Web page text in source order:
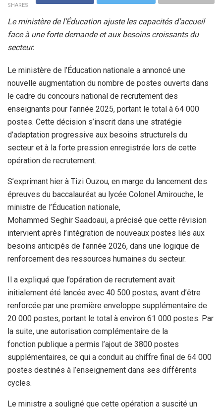
SHARES
Le ministère de l’Éducation ajuste les capacités d’accueil
face à une forte demande et aux besoins croissants du
secteur.
Le ministère de l’Éducation nationale a annoncé une
nouvelle augmentation du nombre de postes ouverts dans
le cadre du concours national de recrutement des
enseignants pour l’année 2025, portant le total à 64 000
postes. Cette décision s’inscrit dans une stratégie
d’adaptation progressive aux besoins structurels du
secteur et à la forte pression enregistrée lors de cette
opération de recrutement.
S’exprimant hier à Tizi Ouzou, en marge du lancement des
épreuves du baccalauréat au lycée Colonel Amirouche, le
ministre de l’Éducation nationale,
Mohammed Seghir Saadoaui, a précisé que cette révision
intervient après l’intégration de nouveaux postes liés aux
besoins anticipés de l’année 2026, dans une logique de
renforcement des ressources humaines du secteur.
Il a expliqué que l’opération de recrutement avait
initialement été lancée avec 40 500 postes, avant d’être
renforcée par une première enveloppe supplémentaire de
20 000 postes, portant le total à environ 61 000 postes. Par
la suite, une autorisation complémentaire de la
fonction publique a permis l’ajout de 3800 postes
supplémentaires, ce qui a conduit au chiffre final de 64 000
postes destinés à l’enseignement dans ses différents
cycles.
Le ministre a souligné que cette opération a suscité un